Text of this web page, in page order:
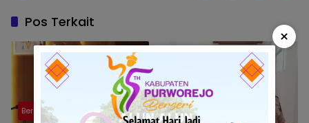
Pos Terkait
Berita Berita
×